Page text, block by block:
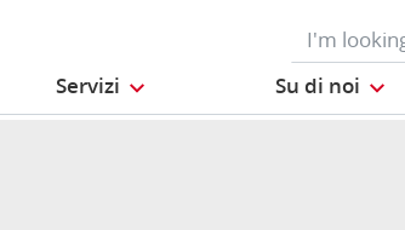
Servizi Su di noi